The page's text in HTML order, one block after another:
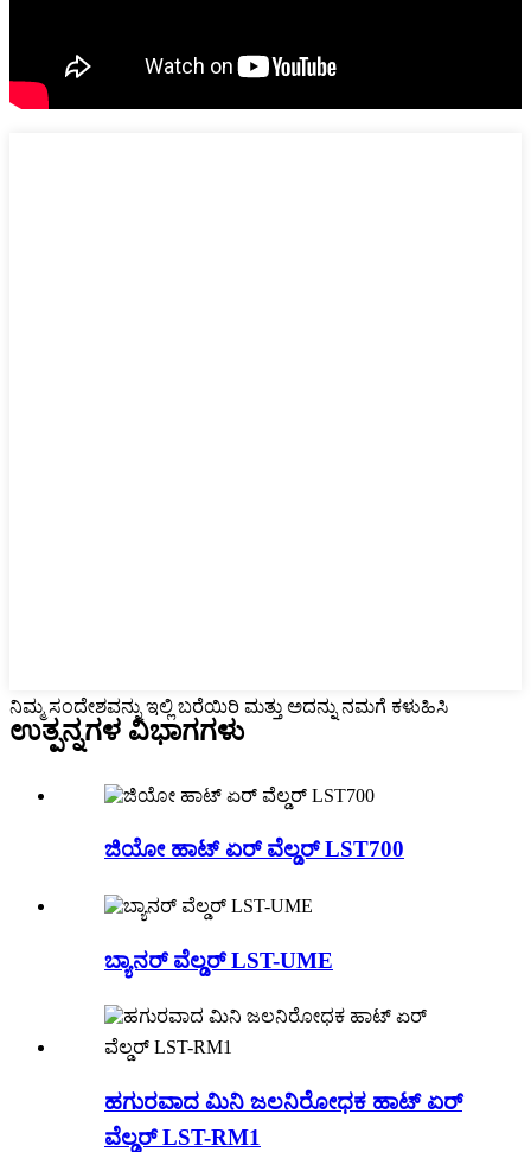
ನಿಮ್ಮ ಸಂದೇಶವನ್ನು ಇಲ್ಲಿ ಬರೆಯಿರಿ ಮತ್ತು ಅದನ್ನು ನಮಗೆ ಕಳುಹಿಸಿ
ಉತ್ಪನ್ನಗಳ ವಿಭಾಗಗಳು
ಜಿಯೋ ಹಾಟ್ ಏರ್ ವೆಲ್ಡರ್ LST700
ಬ್ಯಾನರ್ ವೆಲ್ಡರ್ LST-UME
ಹಗುರವಾದ ಮಿನಿ ಜಲನಿರೋಧಕ ಹಾಟ್ ಏರ್
ವೆಲ್ಡರ್ LST-RM1